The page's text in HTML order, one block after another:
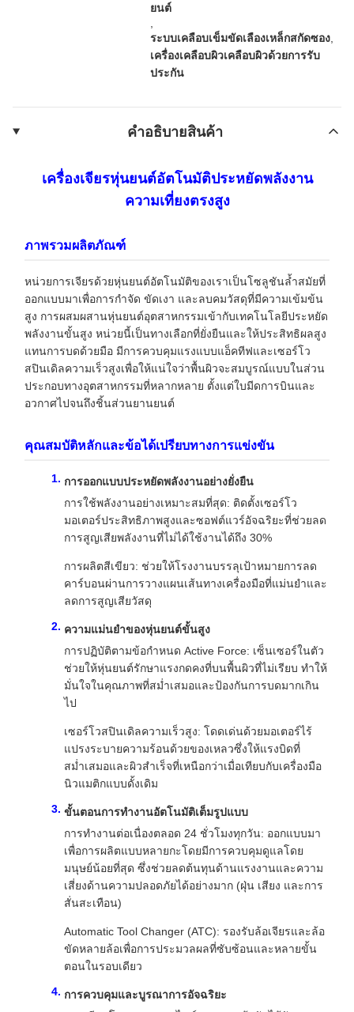
ยนต์
ระบบเคลือบเข็มขัดเลืองเหล็กสกัดซอง
เครื่องเคลือบผิวเคลือบผิวด้วยการรับ
ประกัน
คําอธิบายสินค้า
เครื่องเจียรหุ่นยนต์อัตโนมัติประหยัดพลังงาน
ความเที่ยงตรงสูง
ภาพรวมผลิตภัณฑ์
หน่วยการเจียรด้วยหุ่นยนต์อัตโนมัติของเราเป็นโซลูชันล้ำสมัยที่
ออกแบบมาเพื่อการกำจัด ขัดเงา และลบคมวัสดุที่มีความเข้มข้น
สูง การผสมผสานหุ่นยนต์อุตสาหกรรมเข้ากับเทคโนโลยีประหยัด
พลังงานขั้นสูง หน่วยนี้เป็นทางเลือกที่ยั่งยืนและให้ประสิทธิผลสูง
แทนการบดด้วยมือ มีการควบคุมแรงแบบแอ็คทีฟและเซอร์โว
สปินเดิลความเร็วสูงเพื่อให้แน่ใจว่าพื้นผิวจะสมบูรณ์แบบในส่วน
ประกอบทางอุตสาหกรรมที่หลากหลาย ตั้งแต่ใบมีดการบินและ
อวกาศไปจนถึงชิ้นส่วนยานยนต์
คุณสมบัติหลักและข้อได้เปรียบทางการแข่งขัน
การออกแบบประหยัดพลังงานอย่างยั่งยืน
การใช้พลังงานอย่างเหมาะสมที่สุด: ติดตั้งเซอร์โว
มอเตอร์ประสิทธิภาพสูงและซอฟต์แวร์อัจฉริยะที่ช่วยลด
การสูญเสียพลังงานที่ไม่ได้ใช้งานได้ถึง 30%
การผลิตสีเขียว: ช่วยให้โรงงานบรรลุเป้าหมายการลด
คาร์บอนผ่านการวางแผนเส้นทางเครื่องมือที่แม่นยำและ
ลดการสูญเสียวัสดุ
ความแม่นยำของหุ่นยนต์ขั้นสูง
การปฏิบัติตามข้อกำหนด Active Force: เซ็นเซอร์ในตัว
ช่วยให้หุ่นยนต์รักษาแรงกดคงที่บนพื้นผิวที่ไม่เรียบ ทำให้
มั่นใจในคุณภาพที่สม่ำเสมอและป้องกันการบดมากเกิน
ไป
เซอร์โวสปินเดิลความเร็วสูง: โดดเด่นด้วยมอเตอร์ไร้
แปรงระบายความร้อนด้วยของเหลวซึ่งให้แรงบิดที่
สม่ำเสมอและผิวสำเร็จที่เหนือกว่าเมื่อเทียบกับเครื่องมือ
นิวแมติกแบบดั้งเดิม
ขั้นตอนการทำงานอัตโนมัติเต็มรูปแบบ
การทำงานต่อเนื่องตลอด 24 ชั่วโมงทุกวัน: ออกแบบมา
เพื่อการผลิตแบบหลายกะโดยมีการควบคุมดูแลโดย
มนุษย์น้อยที่สุด ซึ่งช่วยลดต้นทุนด้านแรงงานและความ
เสี่ยงด้านความปลอดภัยได้อย่างมาก (ฝุ่น เสียง และการ
สั่นสะเทือน)
Automatic Tool Changer (ATC): รองรับล้อเจียรและล้อ
ขัดหลายล้อเพื่อการประมวลผลที่ซับซ้อนและหลายขั้น
ตอนในรอบเดียว
การควบคุมและบูรณาการอัจฉริยะ